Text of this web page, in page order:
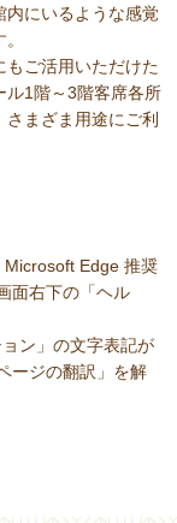
内にいるような感覚
もご活用いただけた
ル1階～3階客席各所
まざま用途にご利
Edge 推奨
面右下の「ヘル
ン」の文字表記が
ージの翻訳」を解